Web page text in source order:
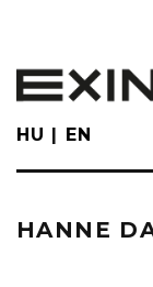
main
content
HU EN
HANNE